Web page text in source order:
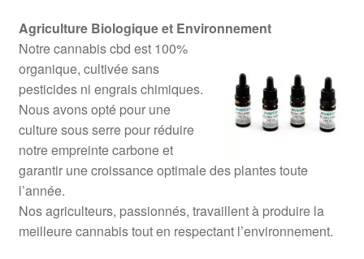
Agriculture Biologique et Environnement
Notre cannabis cbd est 100%
organique, cultivée sans
pesticides ni engrais chimiques.
Nous avons opté pour une
culture sous serre pour réduire
notre empreinte carbone et
garantir une croissance optimale des plantes toute
l’année.
Nos agriculteurs, passionnés, travaillent à produire la
meilleure cannabis tout en respectant l’environnement.